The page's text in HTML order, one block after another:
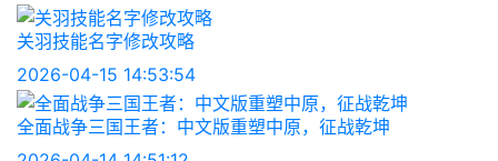
关羽技能名字修改攻略
2026-04-15 14:53:54
全面战争三国王者：中文版重塑中原，征战乾坤